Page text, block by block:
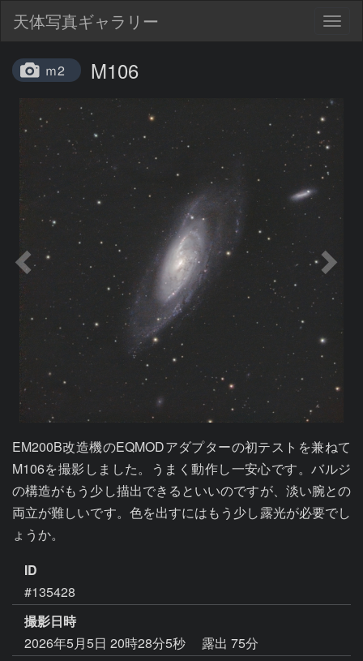
天体写真ギャラリー
ｍ2 M106
EM200B改造機のEQMODアダプターの初テストを兼ねて
M106を撮影しました。うまく動作し一安心です。バルジ
の構造がもう少し描出できるといいのですが、淡い腕との
両立が難しいです。色を出すにはもう少し露光が必要でし
ょうか。
ID
#135428
撮影日時
2026年5月5日 20時28分5秒
露出 75分